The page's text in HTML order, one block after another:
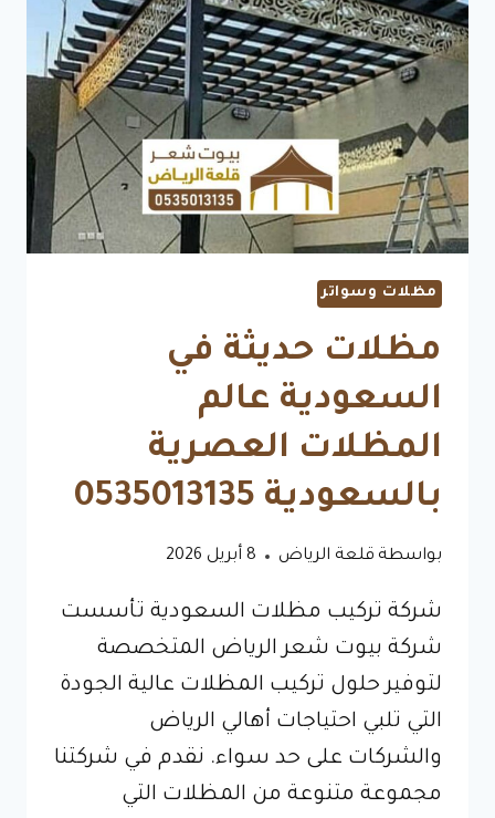
مظلات وسواتر
مظلات حديثة في
السعودية عالم
المظلات العصرية
بالسعودية 0535013135
بواسطة قلعة الرياض 8 أبريل 2026
شركة تركيب مظلات السعودية تأسست
شركة بيوت شعر الرياض المتخصصة
لتوفير حلول تركيب المظلات عالية الجودة
التي تلبي احتياجات أهالي الرياض
والشركات على حد سواء. نقدم في شركتنا
مجموعة متنوعة من المظلات التي